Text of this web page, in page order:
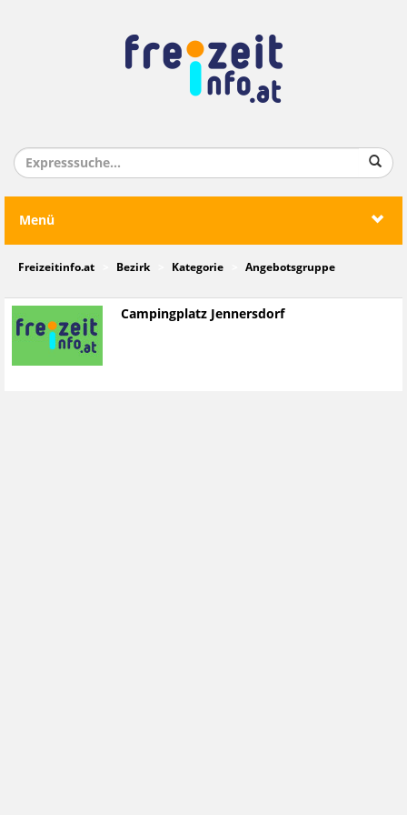
Menü
Freizeitinfo.at Bezirk Kategorie Angebotsgruppe
Campingplatz Jennersdorf